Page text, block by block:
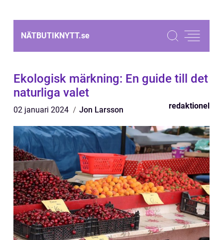
NÄTBUTIKNYTT.se
Ekologisk märkning: En guide till det
naturliga valet
02 januari 2024 Jon Larsson redaktionel